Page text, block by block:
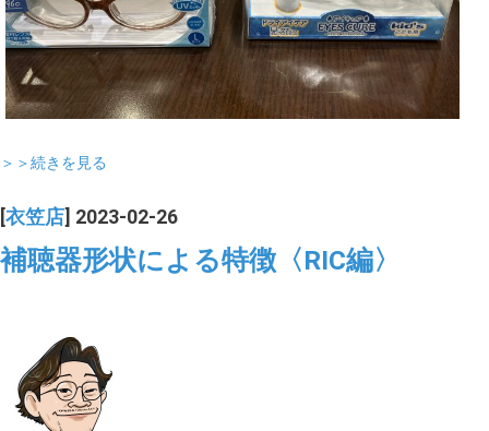
＞＞続きを見る
衣笠店 ] 2023-02-26
補聴器形状による特徴〈RIC編〉